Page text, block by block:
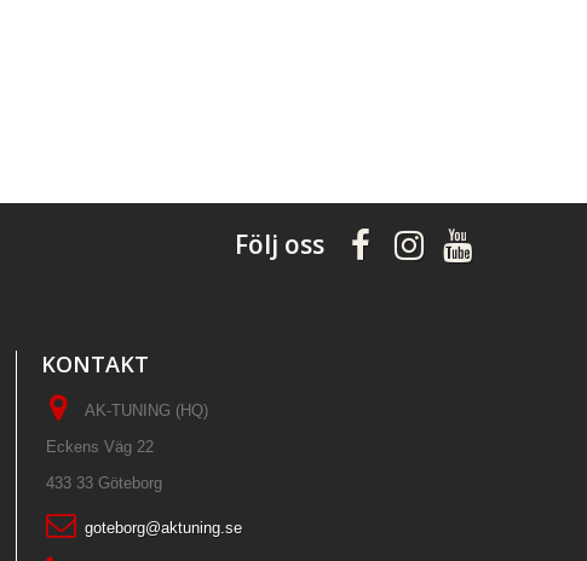
Följ oss
KONTAKT
AK-TUNING (HQ)
Eckens Väg 22
433 33 Göteborg
goteborg@aktuning.se